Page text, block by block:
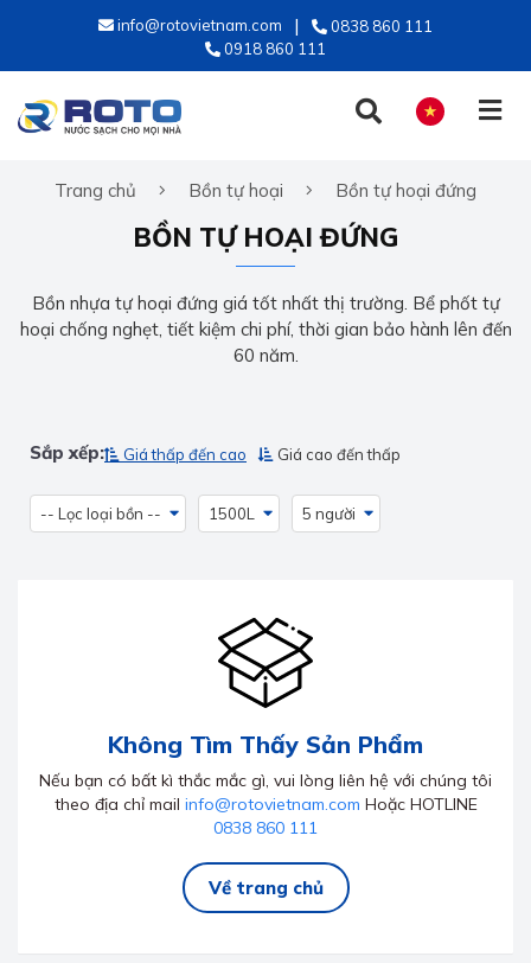
info@rotovietnam.com
0838 860 111
0918 860 111
TIẾNG VIỆT
Trang chủ Bồn tự hoại Bồn tự hoại đứng
BỒN TỰ HOẠI ĐỨNG
Bồn nhựa tự hoại đứng giá tốt nhất thị trường. Bể phốt tự
hoại chống nghẹt, tiết kiệm chi phí, thời gian bảo hành lên đến
60 năm.
Sắp xếp: Giá thấp đến cao Giá cao đến thấp
-- Lọc loại bồn -- 1500L 5 người
Không Tìm Thấy Sản Phẩm
Nếu bạn có bất kì thắc mắc gì, vui lòng liên hệ với chúng tôi
theo địa chỉ mail info@rotovietnam.com Hoặc HOTLINE
0838 860 111
Về trang chủ